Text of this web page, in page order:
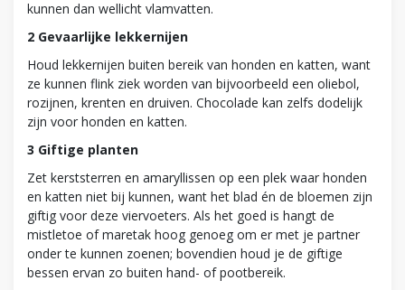
kunnen dan wellicht vlamvatten.
2 Gevaarlijke lekkernijen
Houd lekkernijen buiten bereik van honden en katten, want
ze kunnen flink ziek worden van bijvoorbeeld een oliebol,
rozijnen, krenten en druiven. Chocolade kan zelfs dodelijk
zijn voor honden en katten.
3 Giftige planten
Zet kerststerren en amaryllissen op een plek waar honden
en katten niet bij kunnen, want het blad én de bloemen zijn
giftig voor deze viervoeters. Als het goed is hangt de
mistletoe of maretak hoog genoeg om er met je partner
onder te kunnen zoenen; bovendien houd je de giftige
bessen ervan zo buiten hand- of pootbereik.